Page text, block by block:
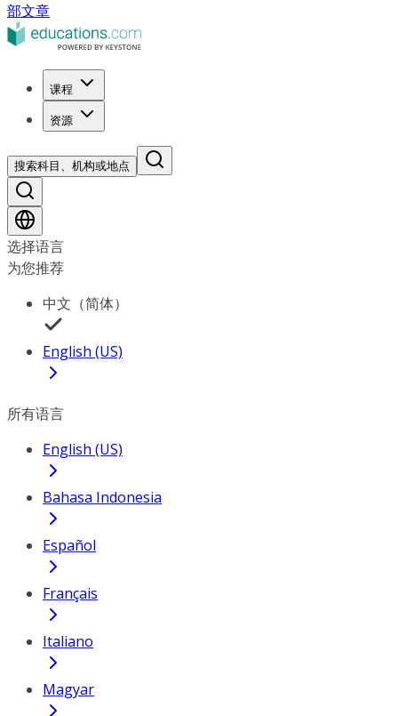
部文章
课程
资源
搜索科目、机构或地点
选择语言
为您推荐
中文（简体）
English (US)
所有语言
English (US)
Bahasa Indonesia
Español
Français
Italiano
Magyar